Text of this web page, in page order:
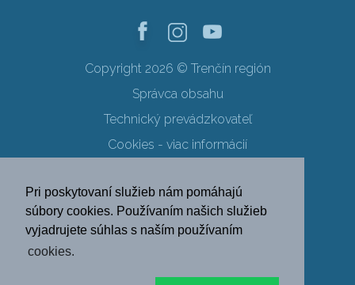
Pri poskytovaní služieb nám pomáhajú
súbory cookies. Používaním našich služieb
vyjadrujete súhlas s naším používaním
cookies.
Copyright 2026 © Trenčín región
Správca obsahu
Technický prevádzkovateľ
Cookies - viac informácií
Ochrana osobných údajov
SK EN DE
PL